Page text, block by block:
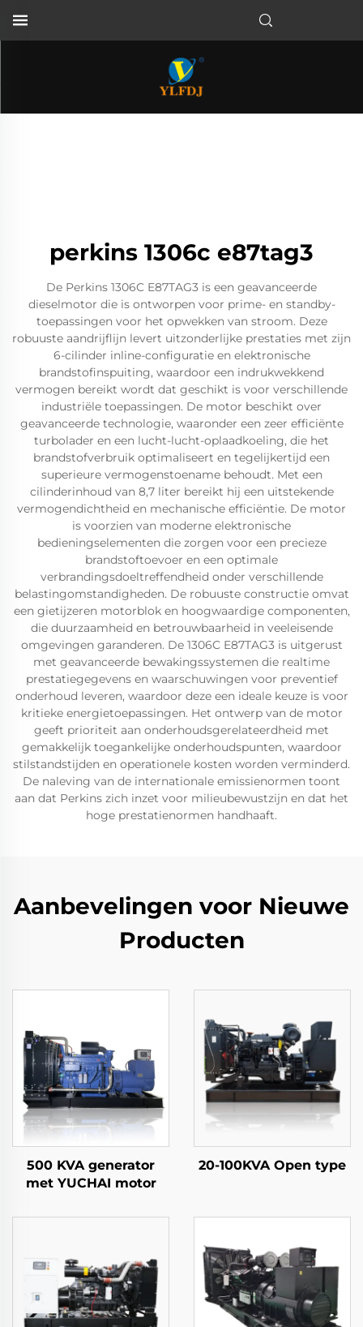
perkins 1306c e87tag3
De Perkins 1306C E87TAG3 is een geavanceerde
dieselmotor die is ontworpen voor prime- en standby-
toepassingen voor het opwekken van stroom. Deze
robuuste aandrijflijn levert uitzonderlijke prestaties met zijn
6-cilinder inline-configuratie en elektronische
brandstofinspuiting, waardoor een indrukwekkend
vermogen bereikt wordt dat geschikt is voor verschillende
industriële toepassingen. De motor beschikt over
geavanceerde technologie, waaronder een zeer efficiënte
turbolader en een lucht-lucht-oplaadkoeling, die het
brandstofverbruik optimaliseert en tegelijkertijd een
superieure vermogenstoename behoudt. Met een
cilinderinhoud van 8,7 liter bereikt hij een uitstekende
vermogendichtheid en mechanische efficiëntie. De motor
is voorzien van moderne elektronische
bedieningselementen die zorgen voor een precieze
brandstoftoevoer en een optimale
verbrandingsdoeltreffendheid onder verschillende
belastingomstandigheden. De robuuste constructie omvat
een gietijzeren motorblok en hoogwaardige componenten,
die duurzaamheid en betrouwbaarheid in veeleisende
omgevingen garanderen. De 1306C E87TAG3 is uitgerust
met geavanceerde bewakingssystemen die realtime
prestatiegegevens en waarschuwingen voor preventief
onderhoud leveren, waardoor deze een ideale keuze is voor
kritieke energietoepassingen. Het ontwerp van de motor
geeft prioriteit aan onderhoudsgerelateerdheid met
gemakkelijk toegankelijke onderhoudspunten, waardoor
stilstandstijden en operationele kosten worden verminderd.
De naleving van de internationale emissienormen toont
aan dat Perkins zich inzet voor milieubewustzijn en dat het
hoge prestatienormen handhaaft.
Aanbevelingen voor Nieuwe
Producten
500 KVA generator
met YUCHAI motor
20-100KVA Open type